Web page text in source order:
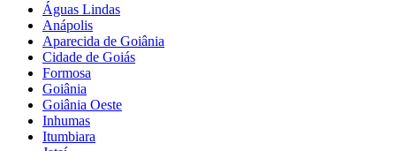
Águas Lindas
Anápolis
Aparecida de Goiânia
Cidade de Goiás
Formosa
Goiânia
Goiânia Oeste
Inhumas
Itumbiara